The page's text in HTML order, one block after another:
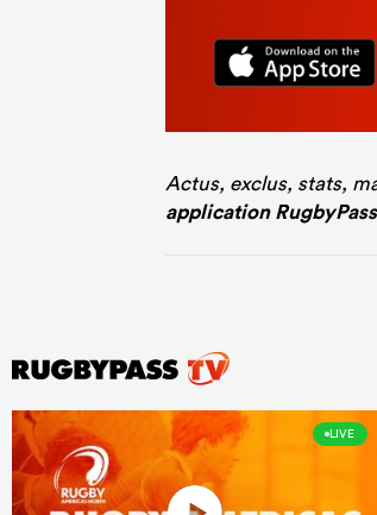
Actus, exclus, stats,
application RugbyPass
LIVE